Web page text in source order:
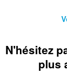
N'hésitez
plus